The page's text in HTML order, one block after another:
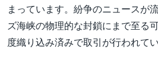
まっています。紛争のニュースが
ズ海峡の物理的な封鎖にまで至る
度織り込み済みで取引が行われてい